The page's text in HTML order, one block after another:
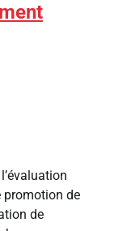
promotion de
de